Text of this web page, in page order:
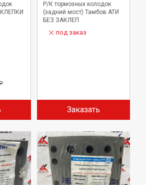
Р/К тормозных колодок
(задний мост) Тамбов АТИ
БЕЗ ЗАКЛЕП
под заказ
Заказать